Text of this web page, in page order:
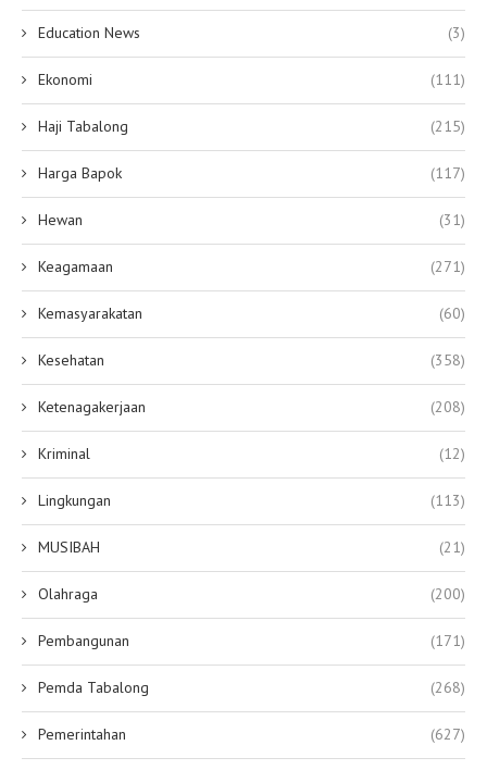
Education News (3)
Ekonomi (111)
Haji Tabalong (215)
Harga Bapok (117)
Hewan (31)
Keagamaan (271)
Kemasyarakatan (60)
Kesehatan (358)
Ketenagakerjaan (208)
Kriminal (12)
Lingkungan (113)
MUSIBAH (21)
Olahraga (200)
Pembangunan (171)
Pemda Tabalong (268)
Pemerintahan (627)